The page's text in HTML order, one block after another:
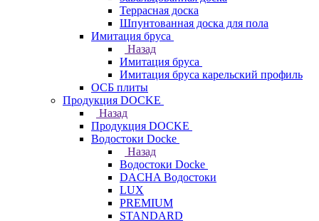
Террасная доска
Шпунтованная доска для пола
Имитация бруса
Назад
Имитация бруса
Имитация бруса карельский профиль
ОСБ плиты
Продукция DOCKE
Назад
Продукция DOCKE
Водостоки Docke
Назад
Водостоки Docke
DACHA Водостоки
LUX
PREMIUM
STANDARD